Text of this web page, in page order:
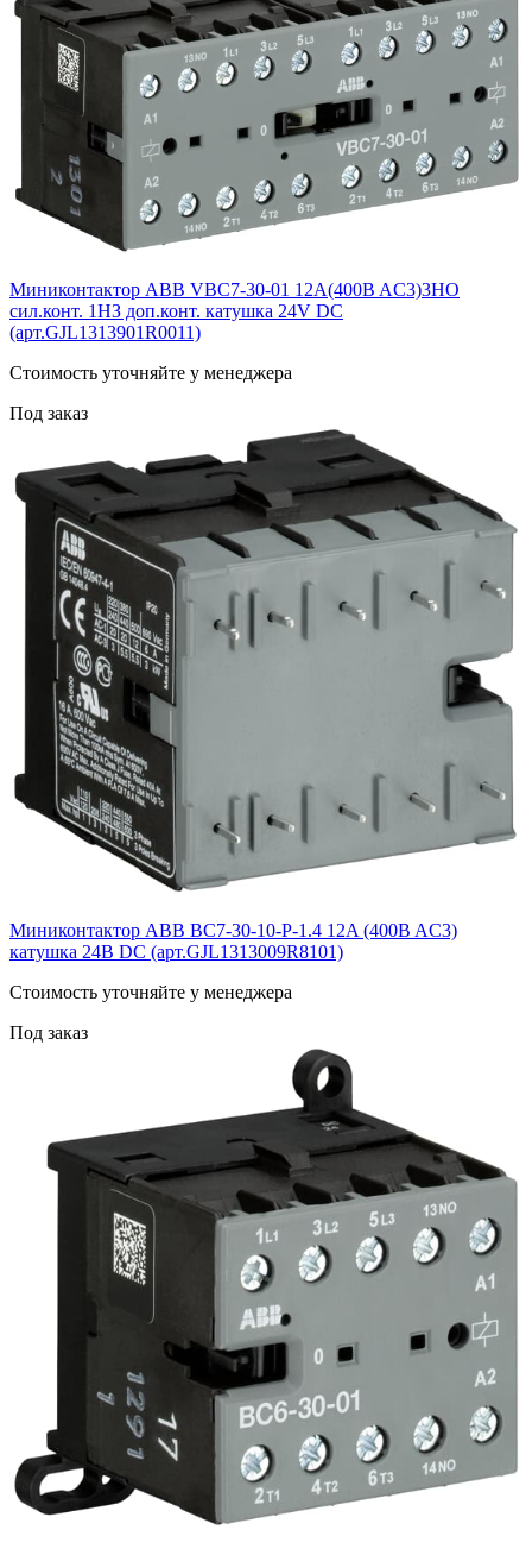
Миниконтактор ABB VBC7-30-01 12A(400B AC3)3НО
сил.конт. 1НЗ доп.конт. катушка 24V DС
(арт.GJL1313901R0011)
Cтоимость уточняйте у менеджера
Под заказ
Миниконтактор ABB ВC7-30-10-P-1.4 12A (400B AC3)
катушка 24B DС (арт.GJL1313009R8101)
Cтоимость уточняйте у менеджера
Под заказ